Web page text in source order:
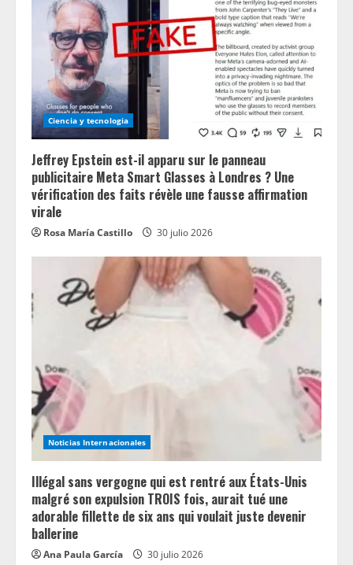
Ciencia y tecnologia
Jeffrey Epstein est-il apparu sur le panneau
publicitaire Meta Smart Glasses à Londres ? Une
vérification des faits révèle une fausse affirmation
virale
Rosa María Castillo 30 julio 2026
Noticias Internacionales
Illégal sans vergogne qui est rentré aux États-Unis
malgré son expulsion TROIS fois, aurait tué une
adorable fillette de six ans qui voulait juste devenir
ballerine
Ana Paula García 30 julio 2026